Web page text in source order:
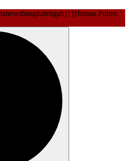
| [Humas Polres